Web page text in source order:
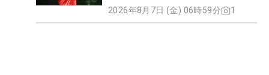
2026年8月7日 (金) 06時59分 1